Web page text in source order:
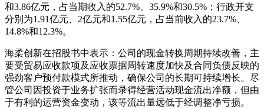
和3.86亿元，占当期收入的52.7%、35.9%和30.5%；行政开支
分别为1.91亿元、2亿元和1.55亿元，占当前收入的23.7%、
14.8%和12.3%。
海柔创新在招股书中表示：公司的现金转换周期持续改善，主
要受贸易应收款项及应收票据周转速度加快及合同负债反映的
强劲客户预付款模式所推动，确保公司的长期可持续增长。尽
管公司因投资于业务扩张而录得经营活动现金流出净额，但由
于有利的运营资金变动，该等流出量远低于经调整净亏损。